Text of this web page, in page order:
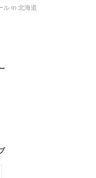
ル in 北海道